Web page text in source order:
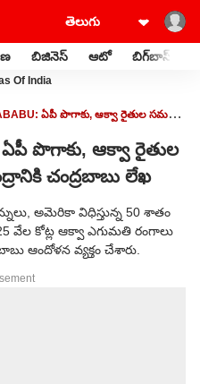
బిజినెస్ ఆటో బిగ్‌బాస్
Of India
ఏపీ పొగాకు, ఆక్వా రైతుల సమస్య
ఏపీ పొగాకు, ఆక్వా రైతుల
చంద్రబాబు లేఖ
అమెరికా విధిస్తున్న 50 శాతం
వేల కోట్ల ఆక్వా ఎగుమతి రంగాలు
ఆందోళన వ్యక్తం చేశారు.